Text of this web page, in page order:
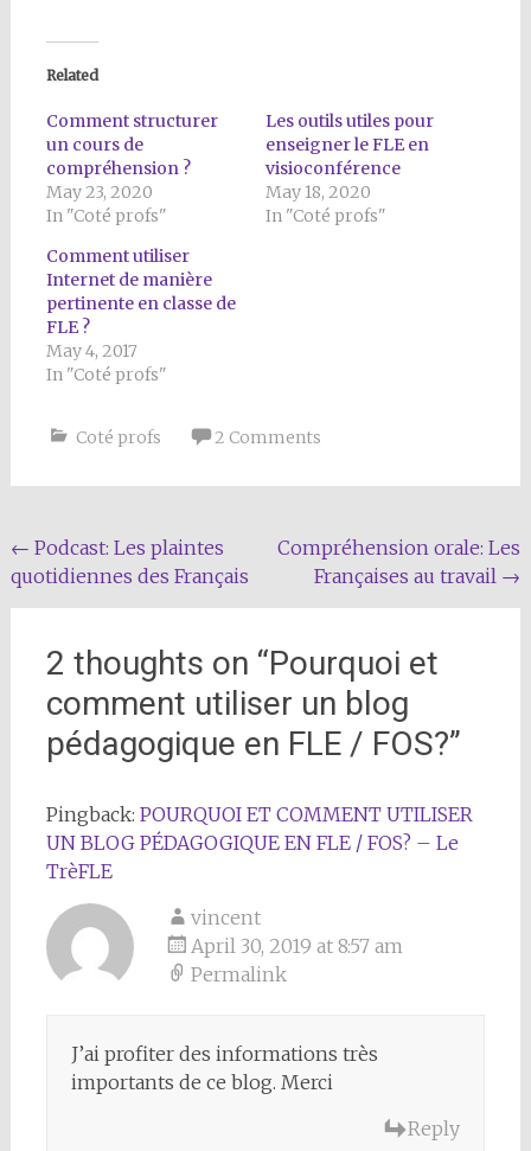
Related
Comment structurer
un cours de
compréhension ?
May 23, 2020
In "Coté profs"
Les outils utiles pour
enseigner le FLE en
visioconférence
May 18, 2020
In "Coté profs"
Comment utiliser
Internet de manière
pertinente en classe de
FLE ?
May 4, 2017
In "Coté profs"
Coté profs 2 Comments
Post
navigation
← Podcast: Les plaintes
quotidiennes des Français
Compréhension orale: Les
Françaises au travail →
2 thoughts on “Pourquoi et
comment utiliser un blog
pédagogique en FLE / FOS?”
Pingback: POURQUOI ET COMMENT UTILISER
UN BLOG PÉDAGOGIQUE EN FLE / FOS? – Le
TrèFLE
vincent
April 30, 2019 at 8:57 am
Permalink
J’ai profiter des informations très
importants de ce blog. Merci
Reply